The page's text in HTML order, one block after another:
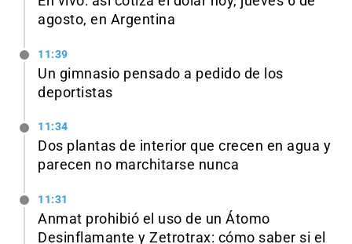
agosto, en Argentina
11:39
Un gimnasio pensado a pedido de los
deportistas
11:34
Dos plantas de interior que crecen en agua y
parecen no marchitarse nunca
11:31
Anmat prohibió el uso de un Átomo
Desinflamante y Zetrotrax: cómo saber si el